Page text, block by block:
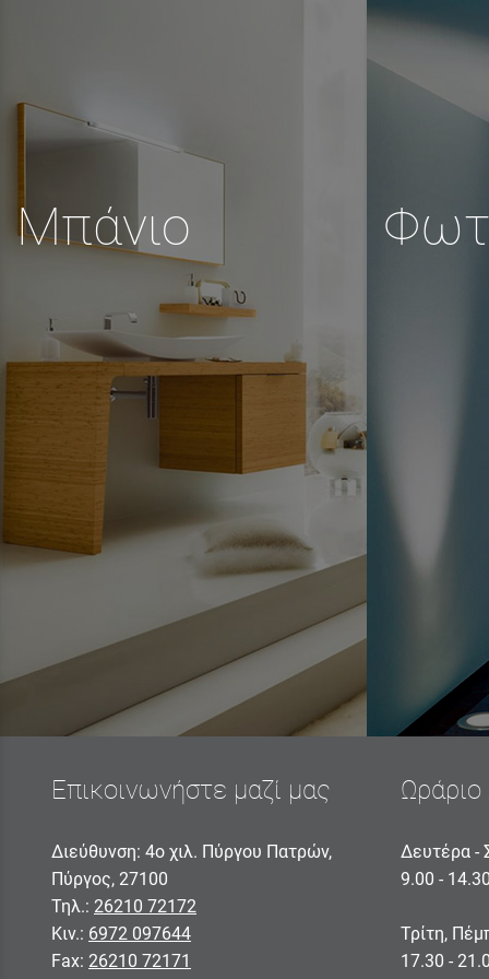
Μπάνιο
Επικοινωνήστε μαζί μας
Διεύθυνση: 4ο χιλ. Πύργου Πατρών,
Πύργος, 27100
Τηλ.: 26210 72172
Κιν.: 6972 097644
Fax: 26210 72171
Ωράριο
Δευτέρα -
9.00 -
Τρίτη,
17.30 -